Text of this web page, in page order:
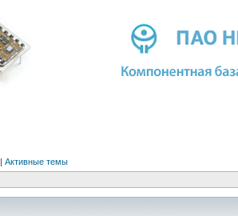
| Активные темы